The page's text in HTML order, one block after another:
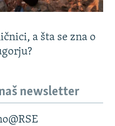
a šta se zna o
newsletter